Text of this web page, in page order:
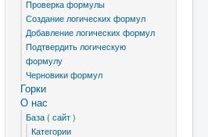
Проверка формулы
Создание логических формул
Добавление логических формул
Подтвердить логическую
формулу
Черновики формул
Горки
О нас
База ( сайт )
Категории